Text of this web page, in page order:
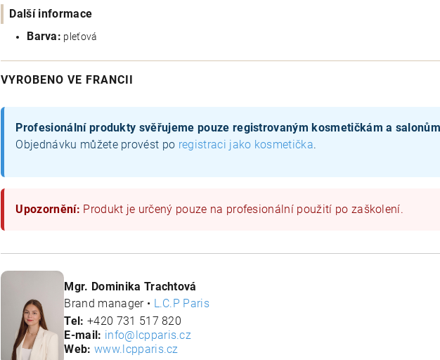
Další informace
Barva: pleťová
VYROBENO VE FRANCII
Profesionální produkty svěřujeme pouze registrovaným kosmetičkám a
Objednávku můžete provést po registraci jako kosmetička.
Upozornění: Produkt je určený pouze na profesionální použití po zaškolení.
Mgr. Dominika Trachtová
Brand manager • L.C.P Paris
Tel: +420 731 517 820
E-mail: info@lcpparis.cz
Web: www.lcpparis.cz